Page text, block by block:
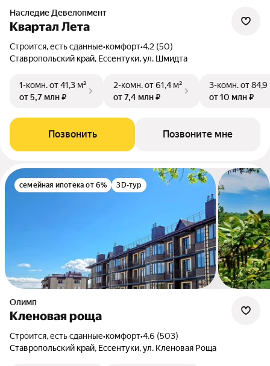
Наследие Девелопмент
Квартал Лета
Строится, есть сданные•комфорт•4.2 (50)
Ставропольский край, Ессентуки, ул. Шмидта
1-комн.от 41,3 м²
от 5,7 млн ₽
2-комн.от 61,4 м²
от 7,4 млн ₽
3-комн.от 84,9
от 10 млн ₽
Позвонить Позвоните мне
семейная ипотека от 6% 3D-тур
Олимп
Кленовая роща
Строится, есть сданные•комфорт•4.6 (503)
Ставропольский край, Ессентуки, ул. Кленовая Роща